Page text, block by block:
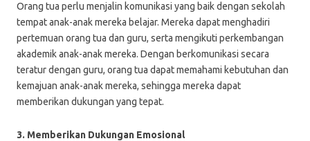
Orang tua perlu menjalin komunikasi yang baik dengan sekolah
tempat anak-anak mereka belajar. Mereka dapat menghadiri
pertemuan orang tua dan guru, serta mengikuti perkembangan
akademik anak-anak mereka. Dengan berkomunikasi secara
teratur dengan guru, orang tua dapat memahami kebutuhan dan
kemajuan anak-anak mereka, sehingga mereka dapat
memberikan dukungan yang tepat.
3. Memberikan Dukungan Emosional